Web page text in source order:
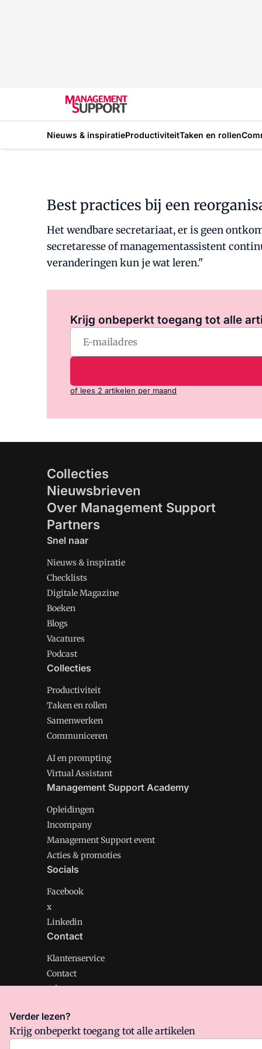
Nieuws & inspiratieProductiviteitTaken en rollen
Best practices bij een
Het wendbare secretariaat, er is geen
secretaresse of managementassistent
veranderingen kun je wat leren."
Krijg onbeperkt toegang tot alle
of lees 2 artikelen per maand
Collecties
Nieuwsbrieven
Over Management Support
Partners
Snel naar
Nieuws & inspiratie
Checklists
Digitale Magazine
Boeken
Blogs
Vacatures
Podcast
Collecties
Productiviteit
Taken en rollen
Samenwerken
Communiceren
AI en prompting
Virtual Assistant
Management Support Academy
Opleidingen
Incompany
Management Support event
Acties & promoties
Socials
Facebook
x
Linkedin
Contact
Klantenservice
Contact
Adverteren
Management Support is onderdeel van VMN media.
Verder lezen?
Krijg onbeperkt toegang tot alle artikelen